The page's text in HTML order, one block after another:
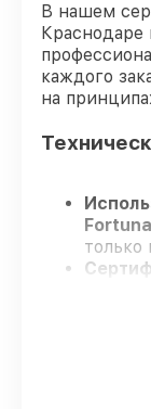
В нашем
Краснодаре
каждого
на
Fortuna